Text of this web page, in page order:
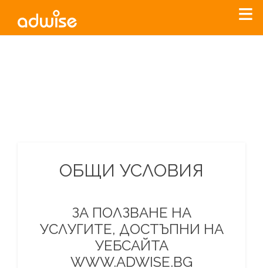
ОБЩИ УСЛОВИЯ
ЗА ПОЛЗВАНЕ НА
УСЛУГИТЕ, ДОСТЪПНИ НА
УЕБСАЙТА
WWW.ADWISE.BG